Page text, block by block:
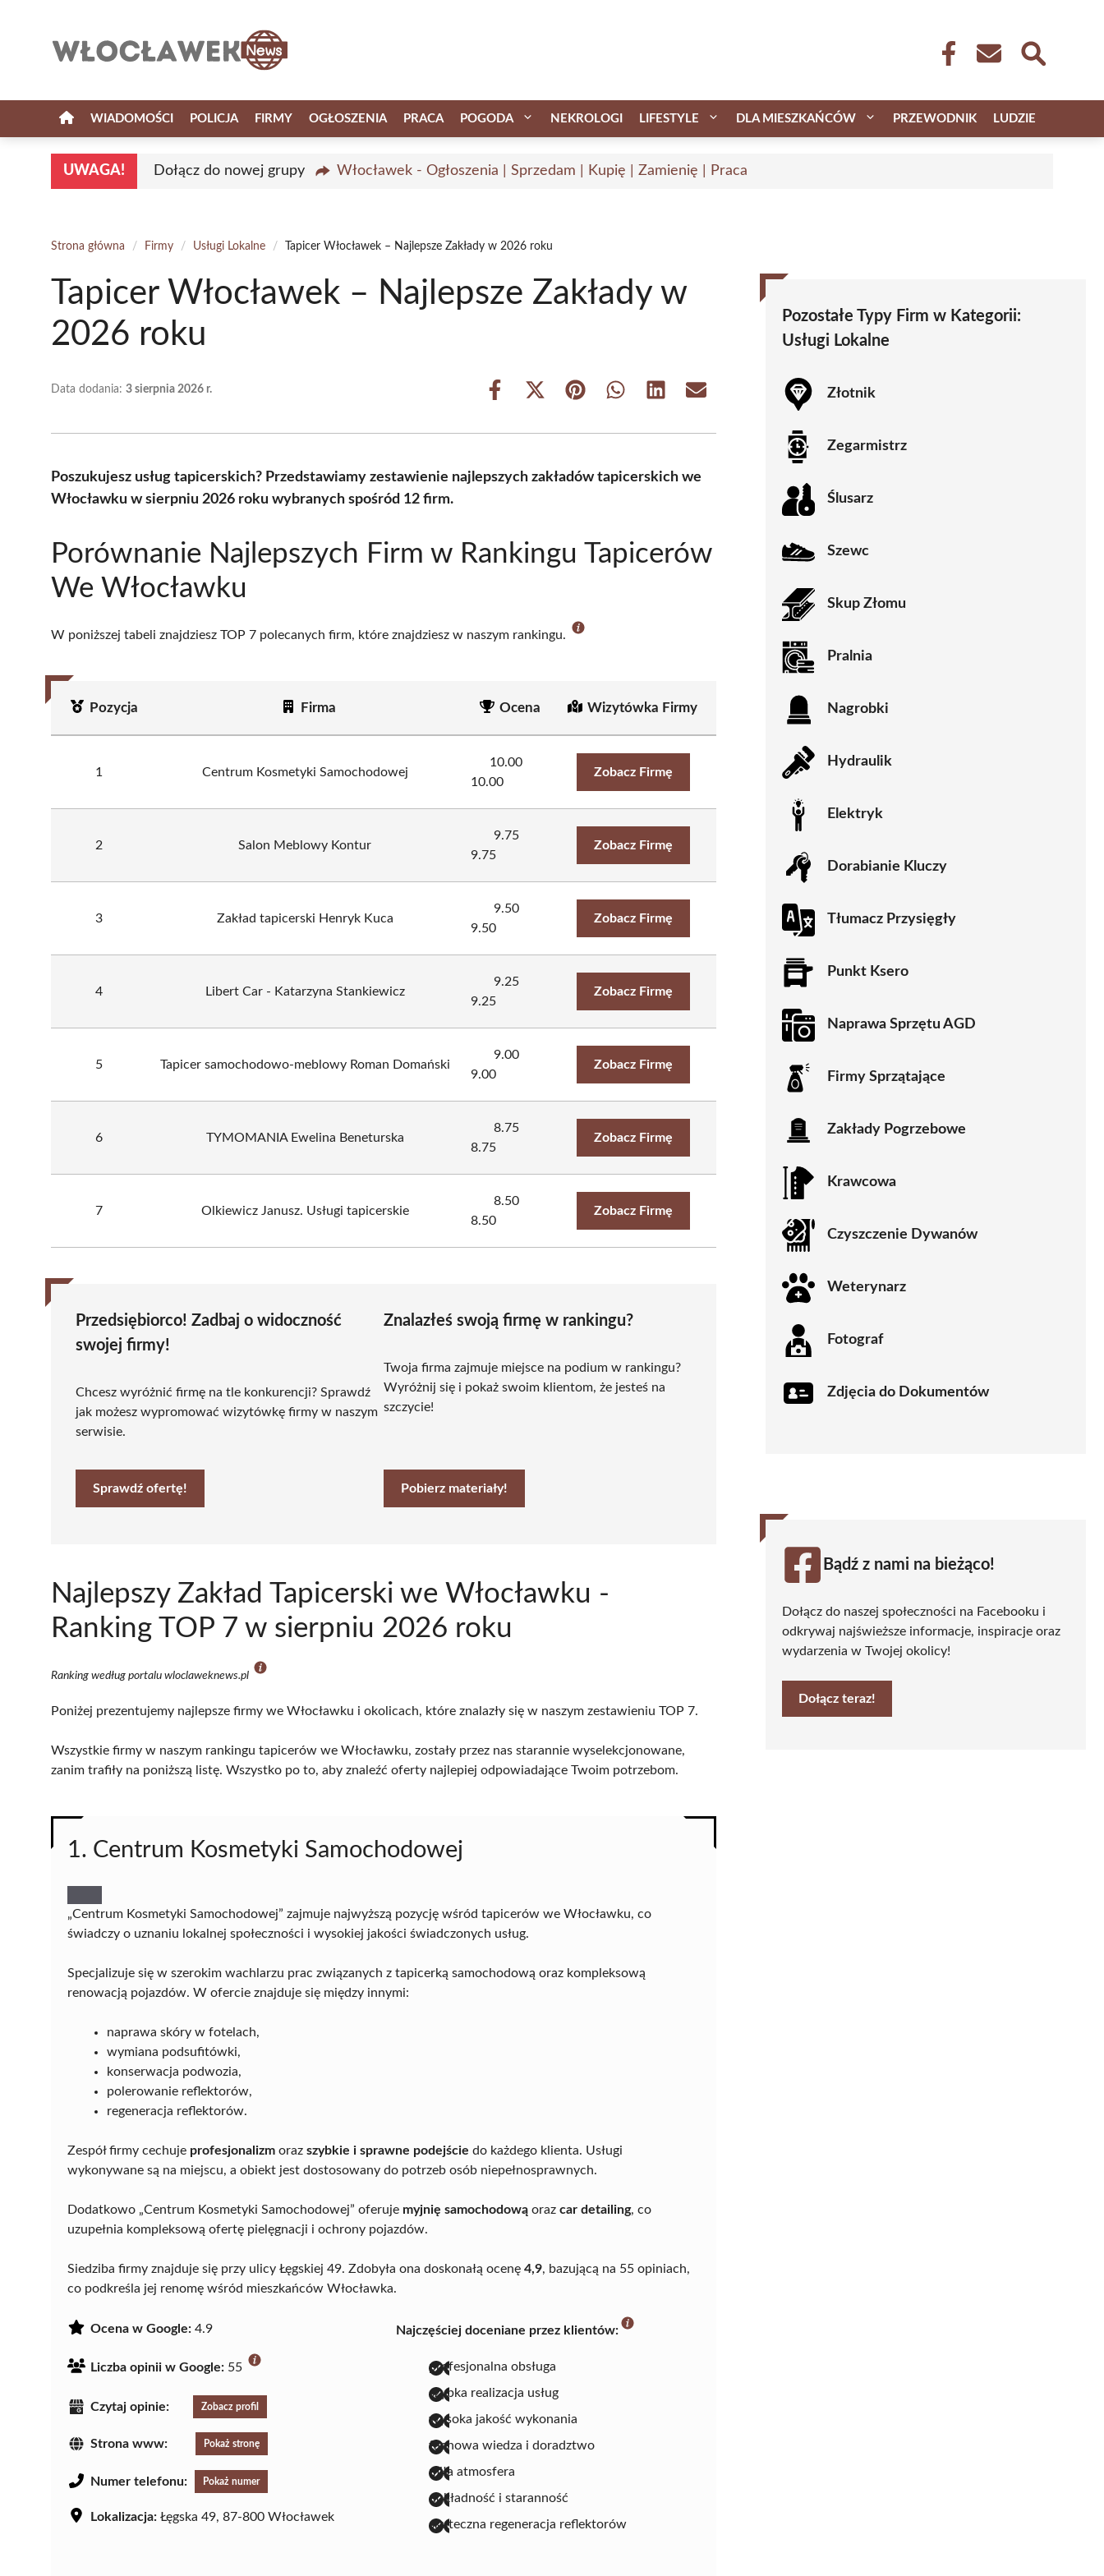
WIADOMOŚCI POLICJA FIRMY OGŁOSZENIA PRACA POGODA NEKROLOGI LIFESTYLE DLA MIESZKAŃCÓW PRZEWODNIK LUDZIE
UWAGA! Dołącz do nowej grupy Włocławek - Ogłoszenia | Sprzedam | Kupię | Zamienię | Praca
Strona główna / Firmy / Usługi Lokalne / Tapicer Włocławek – Najlepsze Zakłady w 2026 roku
Tapicer Włocławek – Najlepsze Zakłady w
2026 roku
Data dodania: 3 sierpnia 2026 r.
Share
Share
(Twitter)
Share Share Share Share
Poszukujesz usług tapicerskich? Przedstawiamy zestawienie najlepszych zakładów tapicerskich we
Włocławku w sierpniu 2026 roku wybranych spośród 12 firm.
Porównanie Najlepszych Firm w Rankingu Tapicerów
We Włocławku
W poniższej tabeli znajdziesz TOP 7 polecanych firm, które znajdziesz w naszym rankingu.
Pozycja Firma Ocena Wizytówka Firmy
1 Centrum Kosmetyki Samochodowej
10.00
10.00
Zobacz Firmę
2 Salon Meblowy Kontur
9.75
9.75
Zobacz Firmę
3 Zakład tapicerski Henryk Kuca
9.50
9.50
Zobacz Firmę
4 Libert Car - Katarzyna Stankiewicz
9.25
9.25
Zobacz Firmę
5 Tapicer samochodowo-meblowy Roman Domański
9.00
9.00
Zobacz Firmę
6 TYMOMANIA Ewelina Beneturska
8.75
8.75
Zobacz Firmę
7 Olkiewicz Janusz. Usługi tapicerskie
8.50
8.50
Zobacz Firmę
Przedsiębiorco! Zadbaj o widoczność
swojej firmy!
Chcesz wyróżnić firmę na tle konkurencji? Sprawdź
jak możesz wypromować wizytówkę firmy w naszym
serwisie.
Sprawdź ofertę!
Znalazłeś swoją firmę w rankingu?
Twoja firma zajmuje miejsce na podium w rankingu?
Wyróżnij się i pokaż swoim klientom, że jesteś na
szczycie!
Pobierz materiały!
Najlepszy Zakład Tapicerski we Włocławku -
Ranking TOP 7 w sierpniu 2026 roku
Ranking według portalu wloclaweknews.pl
Poniżej prezentujemy najlepsze firmy we Włocławku i okolicach, które znalazły się w naszym zestawieniu TOP 7.
Wszystkie firmy w naszym rankingu tapicerów we Włocławku, zostały przez nas starannie wyselekcjonowane,
zanim trafiły na poniższą listę. Wszystko po to, aby znaleźć oferty najlepiej odpowiadające Twoim potrzebom.
1. Centrum Kosmetyki Samochodowej
„Centrum Kosmetyki Samochodowej” zajmuje najwyższą pozycję wśród tapicerów we Włocławku, co
świadczy o uznaniu lokalnej społeczności i wysokiej jakości świadczonych usług.
Specjalizuje się w szerokim wachlarzu prac związanych z tapicerką samochodową oraz kompleksową
renowacją pojazdów. W ofercie znajduje się między innymi:
naprawa skóry w fotelach,
wymiana podsufitówki,
konserwacja podwozia,
polerowanie reflektorów,
regeneracja reflektorów.
Zespół firmy cechuje profesjonalizm oraz szybkie i sprawne podejście do każdego klienta. Usługi
wykonywane są na miejscu, a obiekt jest dostosowany do potrzeb osób niepełnosprawnych.
Dodatkowo „Centrum Kosmetyki Samochodowej” oferuje myjnię samochodową oraz car detailing, co
uzupełnia kompleksową ofertę pielęgnacji i ochrony pojazdów.
Siedziba firmy znajduje się przy ulicy Łęgskiej 49. Zdobyła ona doskonałą ocenę 4,9, bazującą na 55 opiniach,
co podkreśla jej renomę wśród mieszkańców Włocławka.
Ocena w Google: 4.9
Liczba opinii w Google: 55
Czytaj opinie: Zobacz profil
Strona www: Pokaż stronę
Numer telefonu: Pokaż numer
Lokalizacja: Łęgska 49, 87-800 Włocławek
Najczęściej doceniane przez klientów:
profesjonalna obsługa
szybka realizacja usług
wysoka jakość wykonania
fachowa wiedza i doradztwo
miła atmosfera
dokładność i staranność
skuteczna regeneracja reflektorów
Pozostałe Typy Firm w Kategorii:
Usługi Lokalne
Złotnik
Zegarmistrz
Ślusarz
Szewc
Skup Złomu
Pralnia
Nagrobki
Hydraulik
Elektryk
Dorabianie Kluczy
Tłumacz Przysięgły
Punkt Ksero
Naprawa Sprzętu AGD
Firmy Sprzątające
Zakłady Pogrzebowe
Krawcowa
Czyszczenie Dywanów
Weterynarz
Fotograf
Zdjęcia do Dokumentów
Bądź z nami na bieżąco!
Dołącz do naszej społeczności na Facebooku i
odkrywaj najświeższe informacje, inspiracje oraz
wydarzenia w Twojej okolicy!
Dołącz teraz!